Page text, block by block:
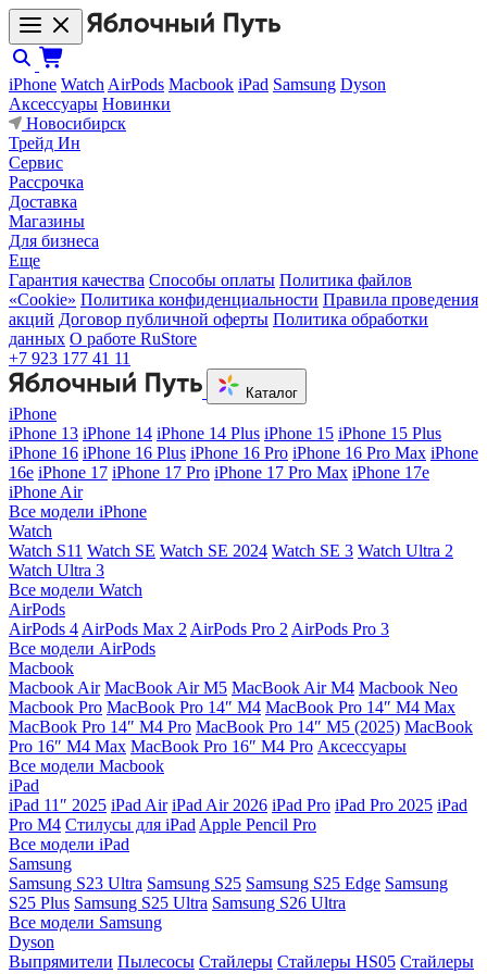
iPhone Watch AirPods Macbook iPad Samsung Dyson
Аксессуары Новинки
Новосибирск
Трейд Ин
Сервис
Рассрочка
Доставка
Магазины
Для бизнеса
Еще
Гарантия качества Способы оплаты Политика файлов
«Cookie» Политика конфиденциальности Правила проведения
акций Договор публичной оферты Политика обработки
данных О работе RuStore
+7 923 177 41 11
Каталог
iPhone
iPhone 13 iPhone 14 iPhone 14 Plus iPhone 15 iPhone 15 Plus
iPhone 16 iPhone 16 Plus iPhone 16 Pro iPhone 16 Pro Max iPhone
16e iPhone 17 iPhone 17 Pro iPhone 17 Pro Max iPhone 17e
iPhone Air
Все модели iPhone
Watch
Watch S11 Watch SE Watch SE 2024 Watch SE 3 Watch Ultra 2
Watch Ultra 3
Все модели Watch
AirPods
AirPods 4 AirPods Max 2 AirPods Pro 2 AirPods Pro 3
Все модели AirPods
Macbook
Macbook Air MacBook Air M5 MacBook Air М4 Macbook Neo
Macbook Pro MacBook Pro 14″ M4 MacBook Pro 14″ M4 Max
MacBook Pro 14″ M4 Pro MacBook Pro 14″ M5 (2025) MacBook
Pro 16″ M4 Max MacBook Pro 16″ M4 Pro Аксессуары
Все модели Macbook
iPad
iPad 11″ 2025 iPad Air iPad Air 2026 iPad Pro iPad Pro 2025 iPad
Pro M4 Стилусы для iPad Apple Pencil Pro
Все модели iPad
Samsung
Samsung S23 Ultra Samsung S25 Samsung S25 Edge Samsung
S25 Plus Samsung S25 Ultra Samsung S26 Ultra
Все модели Samsung
Dyson
Выпрямители Пылесосы Стайлеры Стайлеры HS05 Стайлеры